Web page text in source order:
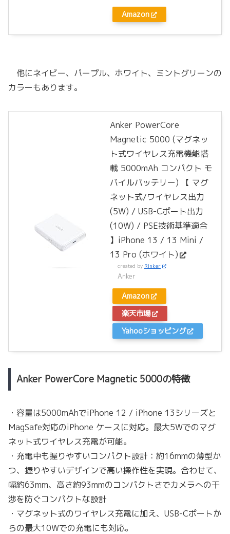
Amazon
他にネイビー、パープル、ホワイト、ミントグリーンの
カラーもあります。
Anker PowerCore
Magnetic 5000 (マグネッ
ト式ワイヤレス充電機能搭
載 5000mAh コンパクト モ
バイルバッテリー) 【 マグ
ネット式/ワイヤレス出力
(5W) / USB-Cポート出力
(10W) / PSE技術基準適合
】iPhone 13 / 13 Mini /
13 Pro (ホワイト)
created by Rinker
Anker
Amazon
楽天市場
Yahooショッピング
Anker PowerCore Magnetic 5000の特徴
・容量は5000mAhでiPhone 12 / iPhone 13シリーズと
MagSafe対応のiPhone ケースに対応。最大5Wでのマグ
ネット式ワイヤレス充電が可能。
・充電中も握りやすいコンパクト設計：約16mmの薄型か
つ、握りやすいデザインで高い操作性を実現。合わせて、
幅約63mm、高さ約93mmのコンパクトさでカメラへの干
渉を防ぐコンパクトな設計
・マグネット式のワイヤレス充電に加え、USB-Cポートか
らの最大10Wでの充電にも対応。